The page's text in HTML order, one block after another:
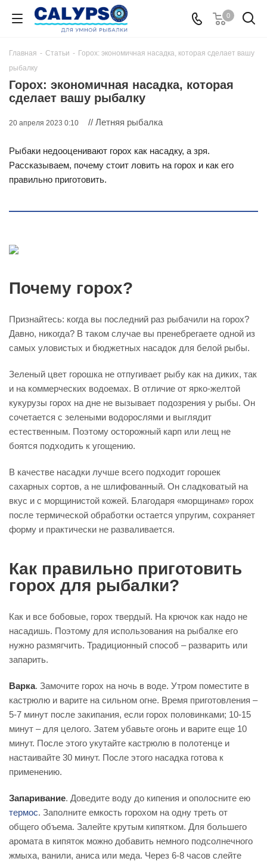
0
Главная - Статьи - Горох: экономичная насадка, которая сделает вашу
рыбалку
Горох: экономичная насадка, которая
сделает вашу рыбалку
20 апреля 2023 0:10 // Летняя рыбалка
Рыбаки недооценивают горох как насадку, а зря.
Рассказываем, почему стоит ловить на горох и как его
правильно приготовить.
Почему горох?
Признайтесь: когда вы последний раз рыбачили на горох?
Давно, никогда? В таком случае вы пренебрегаете одной из
самых уловистых и бюджетных насадок для белой рыбы.
Зеленый цвет горошка не отпугивает рыбу как на диких, так
и на коммерческих водоемах. В отличие от ярко-желтой
кукурузы горох на дне не вызывает подозрения у рыбы. Он
сочетается с зелеными водорослями и выглядит
естественным. Поэтому осторожный карп или лещ не
боятся подходить к угощению.
В качестве насадки лучше всего подходит горошек
сахарных сортов, а не шлифованный. Он сладковатый на
вкус и с морщинистой кожей. Благодаря «морщинам» горох
после термической обработки остается упругим, сохраняет
форму и практически не разваливается.
Как правильно приготовить
горох для рыбалки?
Как и все бобовые, горох твердый. На крючок как надо не
насадишь. Поэтому для использования на рыбалке его
нужно размягчить. Традиционный способ – разварить или
запарить.
Варка. Замочите горох на ночь в воде. Утром поместите в
кастрюлю и варите на сильном огне. Время приготовления –
5-7 минут после закипания, если горох половинками; 10-15
минут – для целого. Затем убавьте огонь и варите еще 10
минут. После этого укутайте кастрюлю в полотенце и
настаивайте 30 минут. После этого насадка готова к
применению.
Запаривание. Доведите воду до кипения и ополосните ею
термос. Заполните емкость горохом на одну треть от
общего объема. Залейте крутым кипятком. Для большего
аромата в кипяток можно добавить немного подсолнечного
жмыха, ванили, аниса или меда. Через 6-8 часов слейте